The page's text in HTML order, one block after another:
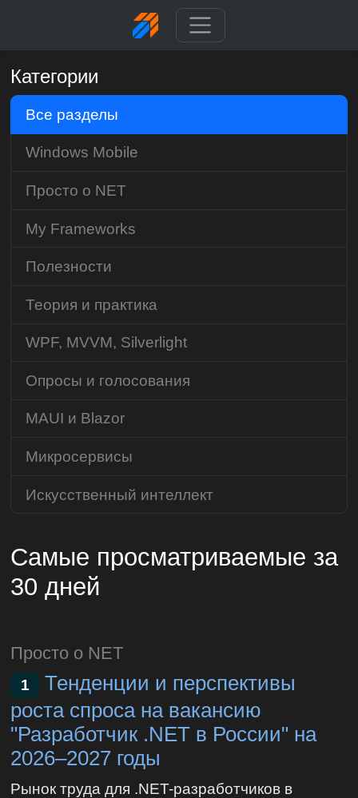
Самые просматриваемые за
30 дней
Просто о NET
1
Тенденции и перспективы
роста спроса на вакансию
"Разработчик .NET в России" на
2026–2027 годы
Рынок труда для .NET-разработчиков в
Категории
Все разделы
Windows Mobile
Просто о NET
My Frameworks
Полезности
Теория и практика
WPF, MVVM, Silverlight
Опросы и голосования
MAUI и Blazor
Микросервисы
Искусственный интеллект